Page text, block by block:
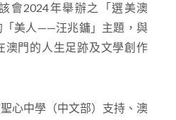
會2024年舉辦之「選美澳
「美人——汪兆鏞」主題，與
澳門的人生足跡及文學創作
中學（中文部）支持、澳